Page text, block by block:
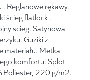
. Reglanowe rękawy.
ścieg flatlock .
scieg. Satynowa
Guziki z
materiału. Metka
komfortu. Splot
Poliester, 220 g/m2.